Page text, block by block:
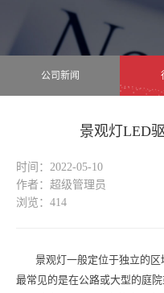
公司新闻
景观灯LED
时间：2022-05-10
作者：超级管理员
浏览：414
景观灯一般定位于独立的区
最常见的是在公路或大型的庭